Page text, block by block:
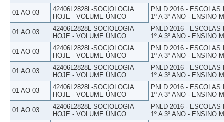
01 AO 03
42406L2828L-SOCIOLOGIA
HOJE - VOLUME ÚNICO
PNLD 2016 -
1º A 3º ANO - ENSINO
01 AO 03
42406L2828L-SOCIOLOGIA
HOJE - VOLUME ÚNICO
PNLD 2016 -
1º A 3º ANO - ENSINO
01 AO 03
42406L2828L-SOCIOLOGIA
HOJE - VOLUME ÚNICO
PNLD 2016 -
1º A 3º ANO - ENSINO
01 AO 03
42406L2828L-SOCIOLOGIA
HOJE - VOLUME ÚNICO
PNLD 2016 -
1º A 3º ANO - ENSINO
01 AO 03
42406L2828L-SOCIOLOGIA
HOJE - VOLUME ÚNICO
PNLD 2016 -
1º A 3º ANO - ENSINO
01 AO 03
42406L2828L-SOCIOLOGIA
HOJE - VOLUME ÚNICO
PNLD 2016 -
1º A 3º ANO - ENSINO